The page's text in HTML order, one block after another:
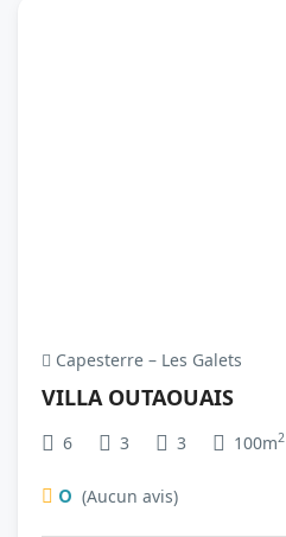
Capesterre – Les Galets
VILLA OUTAOUAIS
6 3 3 100m2
0 (Aucun avis)